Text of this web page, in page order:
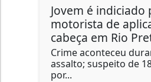
Jovem é
motorista de
cabeça em Rio
Crime aconteceu
assalto; suspeito de
por...